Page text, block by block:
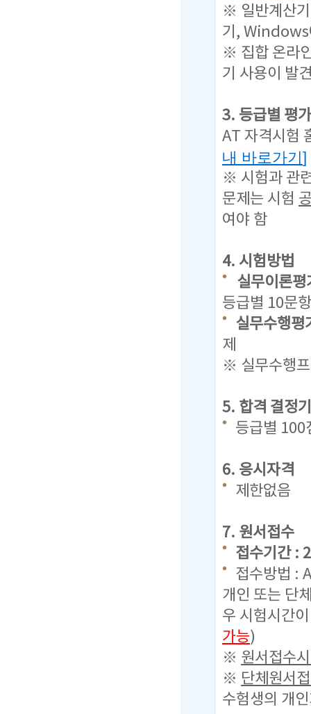
※ 일반계산기
기, Windows
※ 집합 온라
기 사용이 발
3. 등급별 평
AT 자격시험
내 바로가기]
※ 시험과 관
문제는 시험
여야 함
4. 시험방법
실무이론
등급별 10문
실무수행
제
※ 실무수행
5. 합격 결정
등급별 100
6. 응시자격
제한없음
7. 원서접수
접수기간 :
접수방법 :
개인 또는 단
우 시험시간
가능)
※ 원서접수
※ 단체원서
수험생의 개